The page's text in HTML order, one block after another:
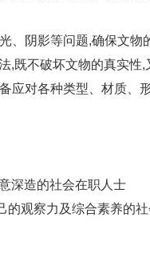
、阴影等问题,确保文物
,既不破坏文物的真实性
应对各种类型、材质、
深造的社会在职人士
的观察力及综合素养的